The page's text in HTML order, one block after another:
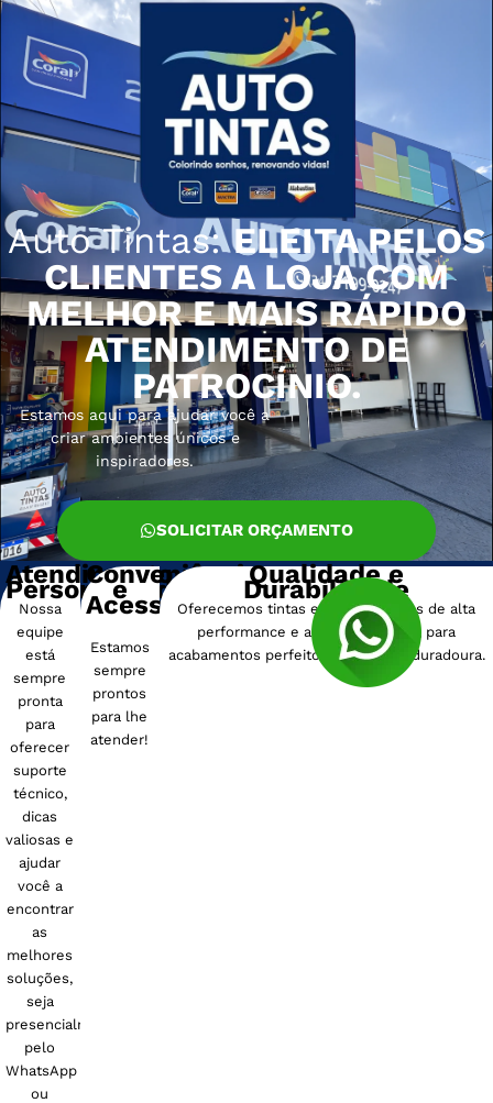
Auto Tintas:ELEITA PELOS
CLIENTES A LOJA COM
MELHOR E MAIS RÁPIDO
ATENDIMENTO DE
PATROCÍNIO.
Estamos aqui para ajudar você a
criar ambientes únicos e
inspiradores.
SOLICITAR ORÇAMENTO
Atendimento
Personalizado
Nossa
equipe
está
sempre
pronta
para
oferecer
suporte
técnico,
dicas
valiosas e
ajudar
você a
encontrar
as
melhores
soluções,
seja
presencialmente,
pelo
WhatsApp
ou
Conveniência
e
Acessibilidade
Estamos
sempre
prontos
para lhe
atender!
Qualidade e
Durabilidade
Oferecemos tintas e revestimentos de alta
performance e alta durabilidade, para
acabamentos perfeitos e proteção duradoura.